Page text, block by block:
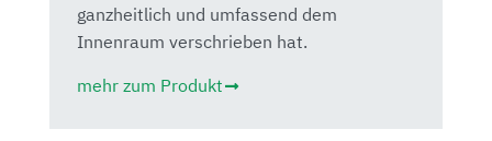
ganzheitlich und umfassend dem
Innenraum verschrieben hat.
mehr zum Produkt